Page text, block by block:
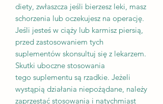
diety, zwłaszcza jeśli bierzesz leki, masz
schorzenia lub oczekujesz na operację.
Jeśli jesteś w ciąży lub karmisz piersią,
przed zastosowaniem tych
suplementów skonsultuj się z lekarzem.
Skutki uboczne stosowania
tego suplementu są rzadkie. Jeżeli
wystąpią działania niepożądane, należy
zaprzestać stosowania i natychmiast